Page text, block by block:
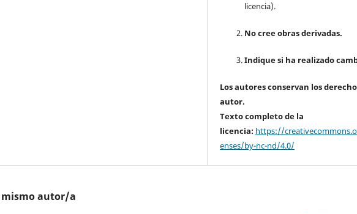
licencia).
No cree obras derivadas.
Indique si ha realizado
Los autores conservan los
autor.
Texto completo de la
licencia: https://
enses/by-nc-nd/4.0/
mismo autor/a